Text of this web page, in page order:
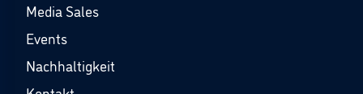
Media Sales
Events
Nachhaltigkeit